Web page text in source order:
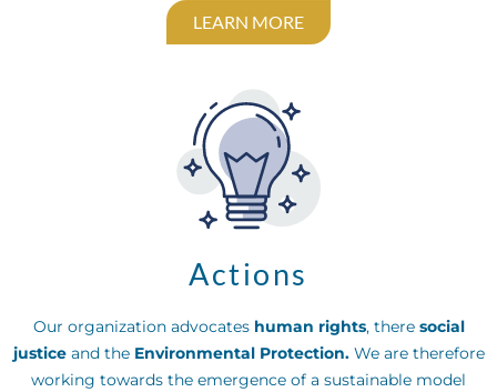
LEARN MORE
Actions
Our organization advocateshuman rights, there social
justiceand the Environmental Protection.We are therefore
working towards the emergence of a sustainable model